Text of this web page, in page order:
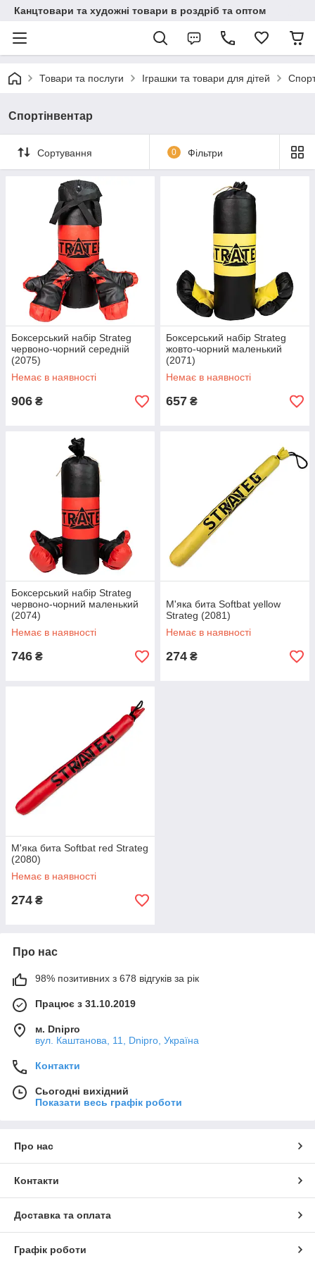
Канцтовари та художні товари в роздріб та оптом
Товари та послуги Іграшки та товари для дітей
Спортінвентар
Сортування 0 Фільтри
Боксерський набір Strateg
червоно-чорний середній
(2075)
Немає в наявності
906 ₴
Боксерський набір Strateg
жовто-чорний маленький
(2071)
Немає в наявності
657 ₴
Боксерський набір Strateg
червоно-чорний маленький
(2074)
Немає в наявності
746 ₴
М'яка бита Softbat yellow
Strateg (2081)
Немає в наявності
274 ₴
М'яка бита Softbat red Strateg
(2080)
Немає в наявності
274 ₴
Про нас
98% позитивних з 678 відгуків за рік
Працює з 31.10.2019
м. Dnipro
вул. Каштанова, 11, Dnipro, Україна
Контакти
Сьогодні вихідний
Показати весь графік роботи
Про нас
Контакти
Доставка та оплата
Графік роботи